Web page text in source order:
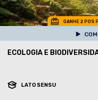
GANHE 2 POS
ECOLOGIA E
LATO SENSU